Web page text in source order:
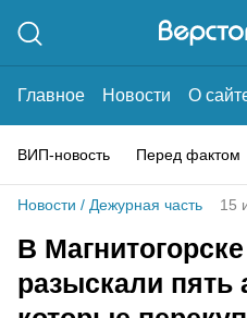
Главное Новости О
ВИП-новость Перед фактом
Новости / Дежурная часть 15
В
разыскали пять